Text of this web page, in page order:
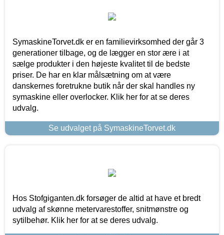
SymaskineTorvet.dk er en familievirksomhed der går 3
generationer tilbage, og de lægger en stor ære i at
sælge produkter i den højeste kvalitet til de bedste
priser. De har en klar målsætning om at være
danskernes foretrukne butik når der skal handles ny
symaskine eller overlocker. Klik her for at se deres
udvalg.
Se udvalget på SymaskineTorvet.dk
Hos Stofgiganten.dk forsøger de altid at have et bredt
udvalg af skønne metervarestoffer, snitmønstre og
sytilbehør. Klik her for at se deres udvalg.